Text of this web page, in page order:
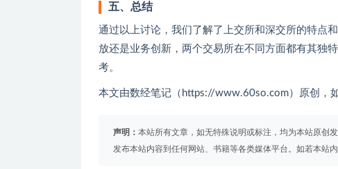
五、总结
通过以上讨论，我们了解了上交所和深交所的特点
放还是业务创新，两个交易所在不同方面都有其独
考。
本文由数经笔记（https://www.60so.com）原创，
声明： 本站所有文章，如无特殊说明或标注，均为本站原创
发布本站内容到任何网站、书籍等各类媒体平台。如若本站